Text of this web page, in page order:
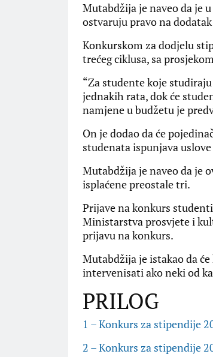
Mutabdžija je naveo da je
ostvaruju pravo na
Konkurskom za dodjelu
trećeg ciklusa, sa
“Za studente koje
jednakih rata, dok će
namjene u budžetu je
On je dodao da će
studenata ispunjava
Mutabdžija je naveo da je
isplaćene preostale tri.
Prijave na konkurs
Ministarstva prosvjete i
prijavu na konkurs.
Mutabdžija je istakao da
intervenisati ako neki od
PRILOG
1 – Konkurs za stipendije
2 – Konkurs za stipendije